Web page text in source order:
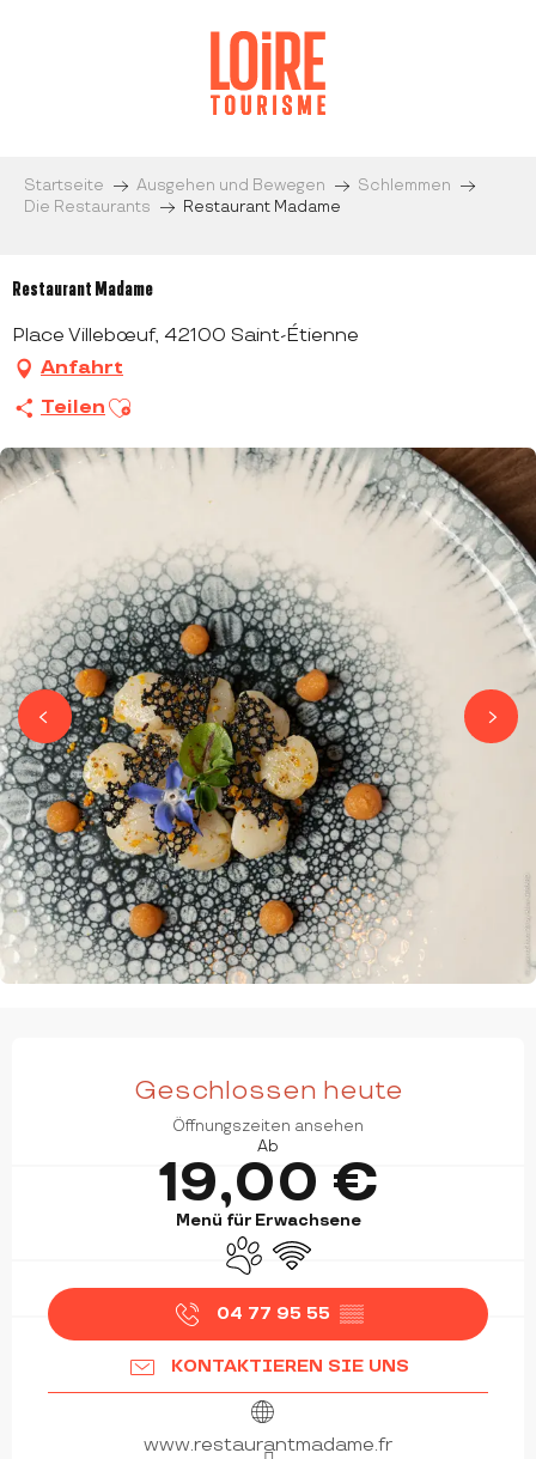
Startseite Ausgehen und Bewegen
Schlemmen
Die Restaurants
Restaurant Madame
Restaurant Madame
Place Villebœuf, 42100 Saint-Étienne
Anfahrt
Teilen Ajouter aux favoris
Geschlossen heute
Öffnungszeiten ansehen
Ab
19,00 €
Menü für Erwachsene
Tiere erlaubt
Wi-Fi
04 77 95 55 ▒▒
KONTAKTIEREN SIE UNS
www.restaurantmadame.fr